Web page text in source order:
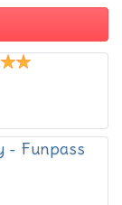
- Funpass